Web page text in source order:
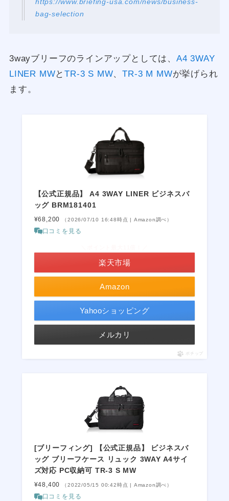
https://www.briefing-usa.com/news/business-
bag-selection
3wayブリーフのラインアップとしては、A4 3WAY
LINER MWとTR-3 S MW、TR-3 M MWが挙げられ
ます。
【公式正規品】 A4 3WAY LINER ビジネスバ
ッグ BRM181401
¥68,200 （2026/07/10 16:48時点 | Amazon調べ）
口コミを見る
Amazon
楽天市場
Yahooショッピング
メルカリ
ポチップ
[ブリーフィング] 【公式正規品】 ビジネスバ
ッグ ブリーフケース リュック 3WAY A4サイ
ズ対応 PC収納可 TR-3 S MW
¥48,400 （2022/05/15 00:42時点 | Amazon調べ）
口コミを見る